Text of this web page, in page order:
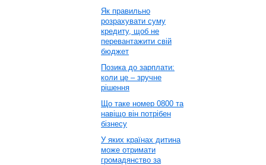
Як правильно
розрахувати суму
кредиту, щоб не
перевантажити свій
бюджет
Позика до зарплати:
коли це – зручне
рішення
Що таке номер 0800 та
навіщо він потрібен
бізнесу
У яких країнах дитина
може отримати
громадянство за